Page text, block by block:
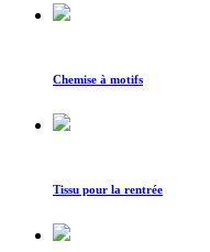
Chemise à motifs
Tissu pour la rentrée